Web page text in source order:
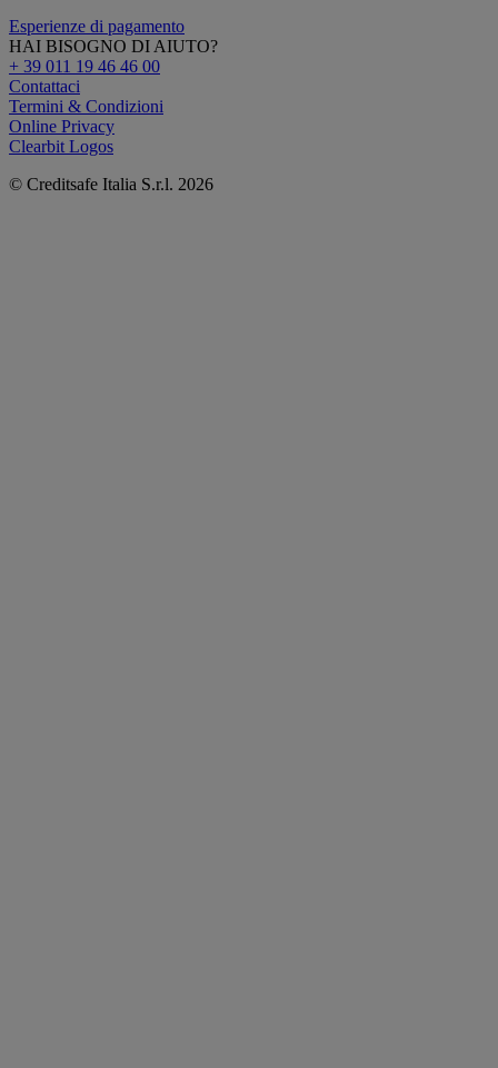
Esperienze di pagamento
HAI BISOGNO DI AIUTO?
+ 39 011 19 46 46 00
Contattaci
Termini & Condizioni
Online Privacy
Clearbit Logos
© Creditsafe Italia S.r.l. 2026